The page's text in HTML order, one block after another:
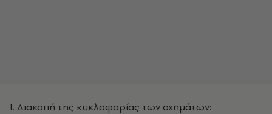
Ι. Διακοπή της κυκλοφορίας των οχημάτων: